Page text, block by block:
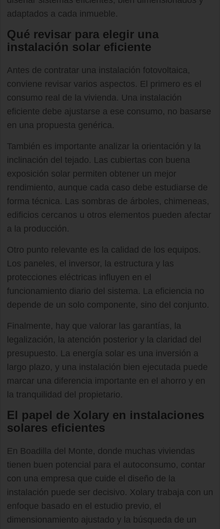
adaptados a cada inmueble.
Qué revisar para elegir una
instalación solar eficiente
Antes de contratar una instalación fotovoltaica,
conviene revisar varios aspectos. El primero es el
consumo real de la vivienda. Una instalación
eficiente debe ajustarse a ese consumo, no basarse
en una propuesta genérica.
También es importante analizar la orientación y la
inclinación del tejado. Las cubiertas con buena
exposición solar permiten obtener un mejor
rendimiento, aunque cada caso debe estudiarse de
forma técnica. Las sombras de árboles, chimeneas,
edificios cercanos u otros elementos pueden afectar
a la producción.
Otro punto relevante es la calidad de los equipos.
Los paneles, el inversor, la estructura y las
protecciones eléctricas influyen en el
funcionamiento diario del sistema. La eficiencia no
depende de un solo componente, sino del conjunto.
Finalmente, hay que valorar las garantías, la
legalización, la atención posterior y la claridad del
presupuesto. La energía solar es una inversión a
largo plazo, y una instalación bien ejecutada puede
marcar una diferencia importante en el ahorro y en
la tranquilidad del propietario.
El papel de Xolary en instalaciones
solares eficientes
En Boadilla del Monte, donde muchas viviendas
tienen buen potencial para el autoconsumo, contar
con una empresa que cuide el diseño de la
instalación puede ser decisivo. Xolary trabaja con un
enfoque basado en el estudio previo, el
dimensionamiento ajustado y la búsqueda de un